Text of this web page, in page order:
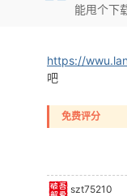
能甩个下
https://
吧
免费评分
szt75210